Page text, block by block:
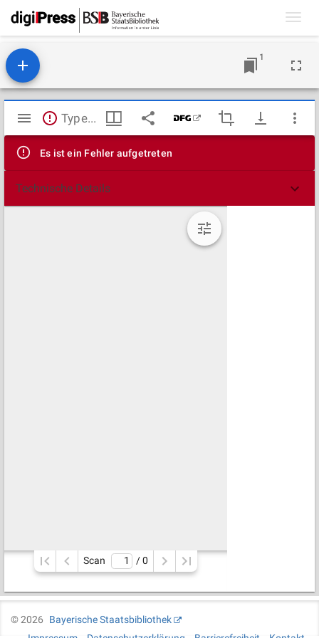
1
Mirador
Viewer
TypeError: Failed to fetch
Es ist ein Fehler aufgetreten
Technische Details
Scan / 0
©2026
Bayerische Staatsbibliothek